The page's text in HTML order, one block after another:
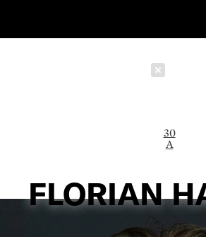
30
A
FLORIAN